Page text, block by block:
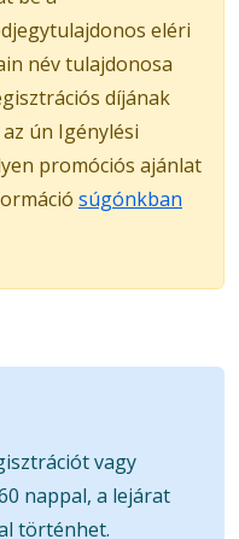
eléri
név tulajdonosa
díjának
ún Igénylési
promóciós ajánlat
súgónkban
vagy
nappal, a lejárat
történhet.